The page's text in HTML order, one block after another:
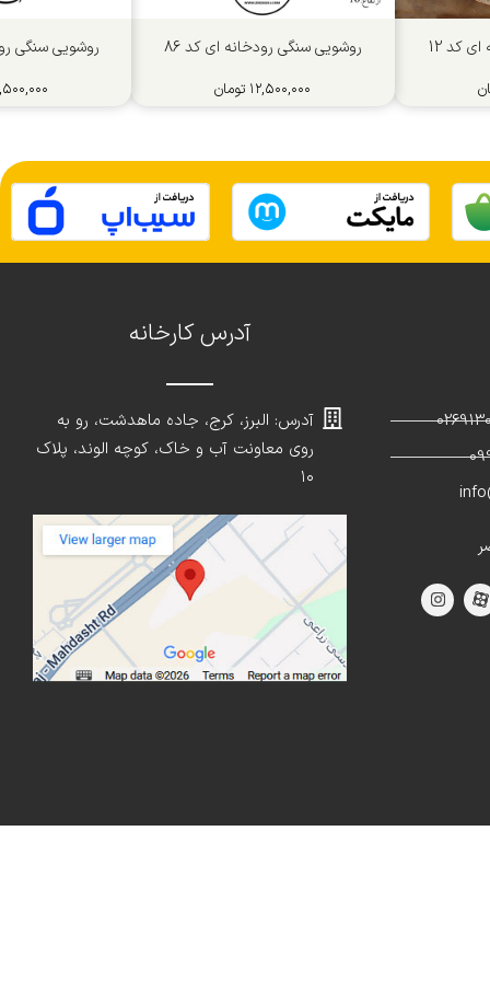
کد 12 روشویی سنگی رودخانه ای کد 86
۱۲,۵۰۰,۰۰۰ تومان
روشویی سنگی
آدرس کارخانه
آدرس: البرز، کرج، جاده ماهدشت، رو به
روی معاونت آب و خاک، کوچه الوند، پلاک
۱۰